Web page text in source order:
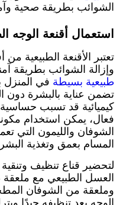
الشوائب بطريقة صحية
استعمال أقنعة الوجه
تعتبر الأقنعة الطبيعية
وإزالة الشوائب بطريقة
طبيعية بسيطة في المنزل
تضمن عناية بالبشرة
كيميائية قد تسبب
فعال، يمكن استخدام
الشوفان والليمون التي
المسام بعمق وتغذية
لتحضير قناع تنظيف
العسل الطبيعي مع
وملعقة من الشوفان